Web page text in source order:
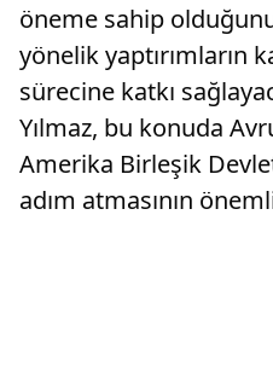
öneme sahip
yönelik yaptırımların
sürecine katkı
Yılmaz, bu konuda
Amerika Birleşik
adım atmasının